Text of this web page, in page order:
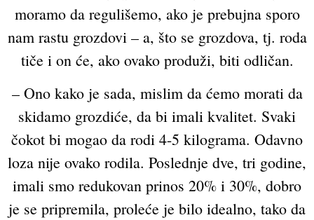
moramo da regulišemo, ako je prebujna sporo
nam rastu grozdovi – a, što se grozdova, tj. roda
tiče i on će, ako ovako produži, biti odličan.
– Ono kako je sada, mislim da ćemo morati da
skidamo grozdiće, da bi imali kvalitet. Svaki
čokot bi mogao da rodi 4-5 kilograma. Odavno
loza nije ovako rodila. Poslednje dve, tri godine,
imali smo redukovan prinos 20% i 30%, dobro
je se pripremila, proleće je bilo idealno, tako da